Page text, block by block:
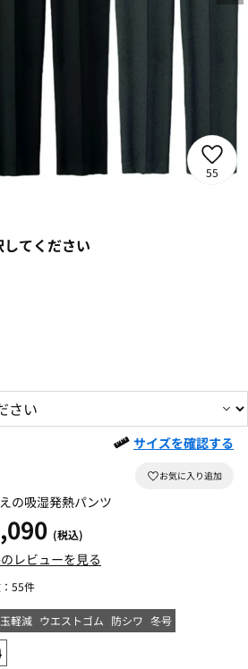
55
てください
サイズを確認する
の吸湿発熱パンツ
(税込)
レビューを見る
55件
軽減 ウエストゴム 防シワ 冬号